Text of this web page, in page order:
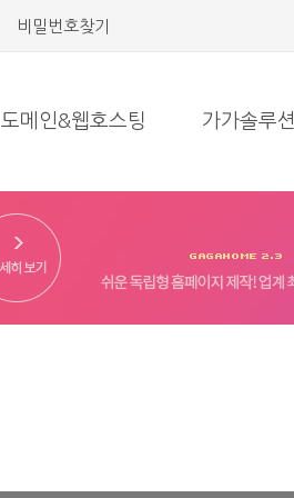
비밀번호찾기
도메인&웹호스팅 가가솔루션